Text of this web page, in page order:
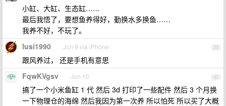
小缸、大缸、生态缸……
最后我悟了，要想鱼养得好，勤换水多换鱼……
我养不好，不玩了。
39
lusi1990 Jun 9 via iPhone
跟风养过， 还是手机有意思
40
FqwKVgsv Jun 10
搞了一个小米鱼缸 1 代 然后 3d 打印了一些配件 然后 3 个月换
一下物理仓的海绵 然后我因为第一次养 所以怕死 所以买了大概